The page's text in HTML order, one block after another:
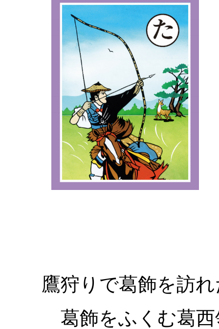
鷹狩りで葛飾を訪
葛飾をふくむ葛西